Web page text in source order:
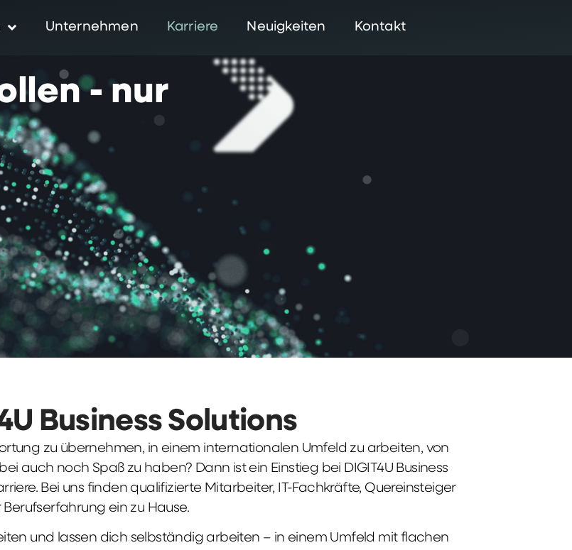
Unternehmen Karriere Neuigkeiten Kontakt
- nur
Business Solutions
zu übernehmen, in einem internationalen Umfeld zu arbeiten, von
auch noch Spaß zu haben? Dann ist ein Einstieg bei DIGIT4U Business
Bei uns finden qualifizierte Mitarbeiter, IT-Fachkräfte, Quereinsteiger
ein zu Hause.
und lassen dich selbständig arbeiten – in einem Umfeld mit flachen